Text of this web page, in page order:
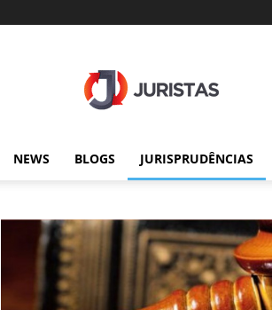
NEWS BLOGS JURISPRUDÊNCIAS